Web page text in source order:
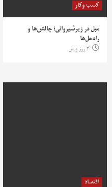
کسب وکار
مبل در زیرشیروانی؛ چالش‌ها و
راه‌حل‌ها
3 روز پیش
اقتصاد